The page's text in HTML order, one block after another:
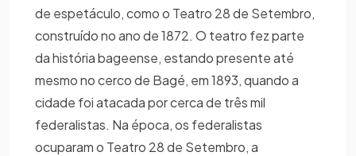
de espetáculo, como o Teatro 28 de Setembro,
construído no ano de 1872. O teatro fez parte
da história bageense, estando presente até
mesmo no cerco de Bagé, em 1893, quando a
cidade foi atacada por cerca de três mil
federalistas. Na época, os federalistas
ocuparam o Teatro 28 de Setembro, a